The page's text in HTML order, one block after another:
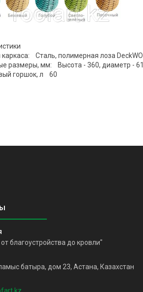
Сталь, полимерная лоза
размеры, мм: Высота - 360, диаметр -
горшок, л 60
благоустройства до кровли"
батыра, дом 23, Астана, Казахстан